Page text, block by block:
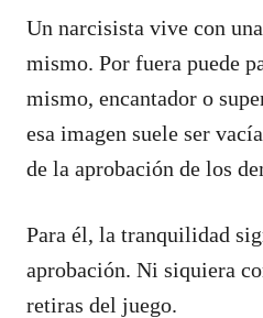
Un narcisista vive con
mismo. Por fuera puede
mismo, encantador o
esa imagen suele ser
de la aprobación de los
Para él, la tranquilidad
aprobación. Ni siquiera
retiras del juego.